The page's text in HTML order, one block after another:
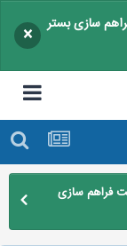
سازی بستر
×
سازی